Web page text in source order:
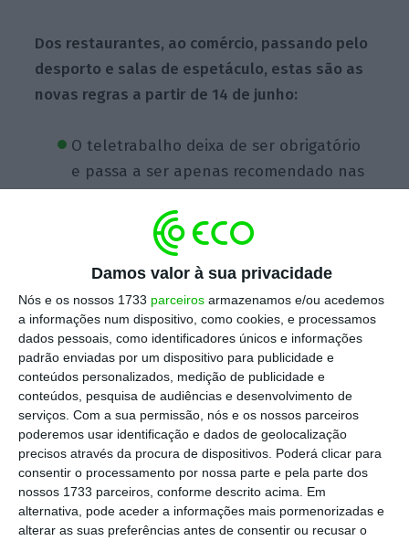
Damos valor à sua privacidade
Nós e os nossos 1733 parceiros armazenamos e/ou acedemos
a informações num dispositivo, como cookies, e processamos
dados pessoais, como identificadores únicos e informações
padrão enviadas por um dispositivo para publicidade e
conteúdos personalizados, medição de publicidade e
conteúdos, pesquisa de audiências e desenvolvimento de
serviços. Com a sua permissão, nós e os nossos parceiros
poderemos usar identificação e dados de geolocalização
precisos através da procura de dispositivos. Poderá clicar para
consentir o processamento por nossa parte e pela parte dos
nossos 1733 parceiros, conforme descrito acima. Em
alternativa, pode aceder a informações mais pormenorizadas e
alterar as suas preferências antes de consentir ou recusar o
Dos restaurantes, ao comércio, passando pelo
desporto e salas de espetáculo, estas são as
novas regras a partir de 14 de junho:
O teletrabalho deixa de ser obrigatório
e passa a ser apenas recomendado nas
Os restaurantes, cafés e pastelarias
mantêm a lotação (máximo de 6 pessoas
no interior ou 10 pessoas em
esplanadas), mas alargam o horário
para a meia-noite para admissão de
clientes e 1h00 para encerramento;
O comércio passa a ter o horário do
respetivo licenciamento;
Os transportes públicos ficam com a
lotação de dois terços ou podem até ter